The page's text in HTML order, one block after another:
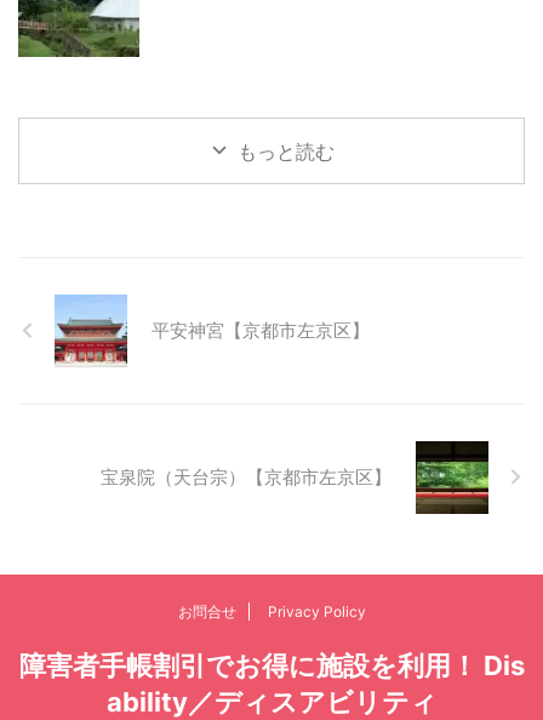
もっと読む
平安神宮【京都市左京区】
宝泉院（天台宗）【京都市左京区】
お問合せ Privacy Policy
障害者手帳割引でお得に施設を利用！ Dis
ability／ディスアビリティ